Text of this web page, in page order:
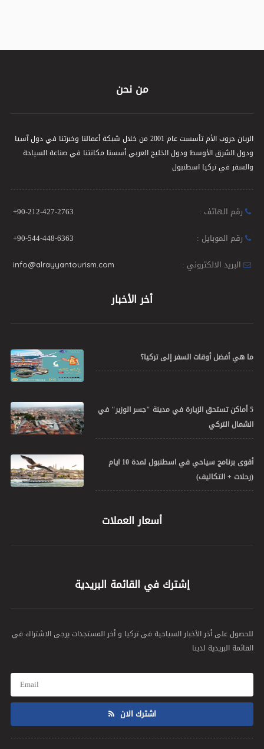
من نحن
الريان جروب الأم تأسست عام 2001 من خلال شبكة أعمالنا وخبرتنا في دول آسيا
ودول الشرق الأوسط ودول الخليج العربي أسسنا مكانتنا في صناعة السياحة
والسفر في تركيا اسطنبول
رقم الهاتف :
+90-212-427-2763
رقم الموبايل :
+90-544-448-6363
البريد الالكتروني :
info@alrayyantourism.com
أخر الأخبار
ما هي أفضل أوقات السفر إلى تركيا؟
5 أماكن تستحق الزيارة في مدينة "جسر الوزير" في
الشمال التركي
أقوى برنامج سياحي في اسطنبول لمدة 10 ايام
(رحلات + التكاليف)
أسعار العملات
إشترك في القائمة البريدية
للحصول على أخر الأخبار السياحية في تركيا و أخر المستجدات يرجى الاشتراك في
القائمة البريدية لدينا
اشترك الان